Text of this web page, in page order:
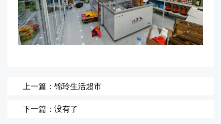
上一篇：锦玲生活超市
下一篇：没有了